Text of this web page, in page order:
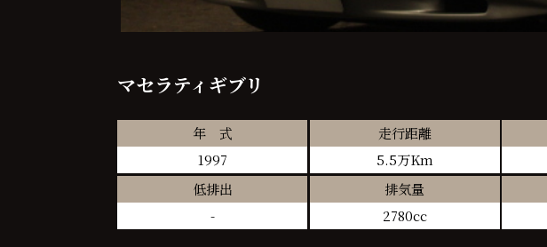
マセラティギブリ
年 式
1997
走行距離
5.5万Km
低排出
-
排気量
2780cc